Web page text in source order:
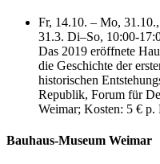
Fr, 14.10. – Mo,
31.3. Di–So, 10:00-
Das 2019 eröffnete
die Geschichte der
historischen
Republik, Forum für
Weimar; Kosten: 5 € p.
Bauhaus-Museum Weimar